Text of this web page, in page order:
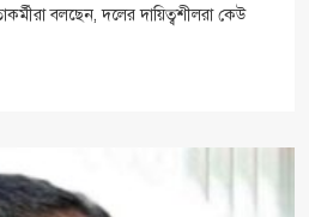
বলছেন, দলের দায়িত্বশীলরা কেউ